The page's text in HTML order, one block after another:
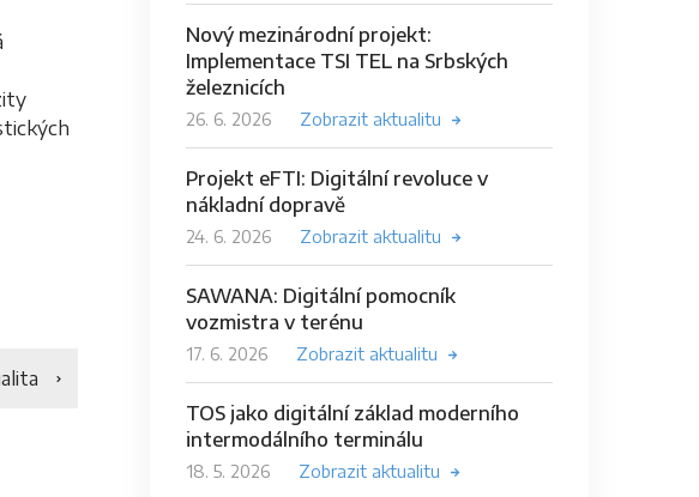
Nový mezinárodní projekt:
Implementace TSI TEL na Srbských
železnicích
26. 6. 2026 Zobrazit aktualitu
Projekt eFTI: Digitální revoluce v
nákladní dopravě
24. 6. 2026 Zobrazit aktualitu
SAWANA: Digitální pomocník
vozmistra v terénu
17. 6. 2026 Zobrazit aktualitu
TOS jako digitální základ moderního
intermodálního terminálu
18. 5. 2026 Zobrazit aktualitu